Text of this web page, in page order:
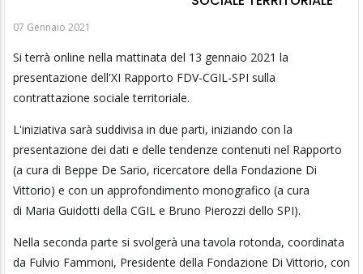
07 Gennaio 2021
Si terrà online nella mattinata del 13 gennaio 2021 la
presentazione dell'XI Rapporto FDV-CGIL-SPI sulla
contrattazione sociale territoriale.
L'iniziativa sarà suddivisa in due parti, iniziando con la
presentazione dei dati e delle tendenze contenuti nel Rapporto
(a cura di Beppe De Sario, ricercatore della Fondazione Di
Vittorio) e con un approfondimento monografico (a cura
di Maria Guidotti della CGIL e Bruno Pierozzi dello SPI).
Nella seconda parte si svolgerà una tavola rotonda, coordinata
da Fulvio Fammoni, Presidente della Fondazione Di Vittorio, con